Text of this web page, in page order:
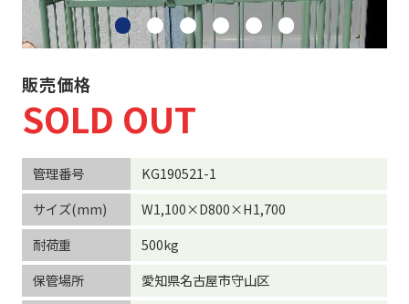
物流機器買取
事務機器など
販売価格
SOLD OUT
管理番号
KG190521-1
サイズ(mm)
W1,100×D800×H1,700
耐荷重
500kg
保管場所
愛知県名古屋市守山区